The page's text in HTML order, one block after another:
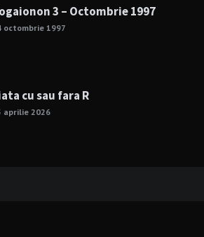
3 – Octombrie 1997
octombrie 1997
cu sau fara R
aprilie 2026